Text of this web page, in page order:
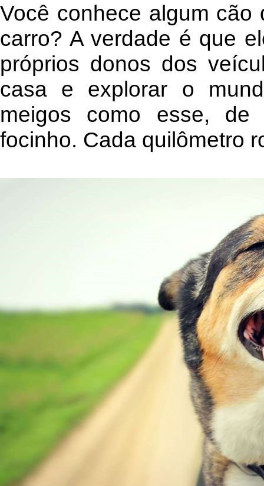
Você conhece algum
carro? A verdade é que
próprios donos dos
casa e explorar o
meigos como esse,
focinho. Cada quilômetro